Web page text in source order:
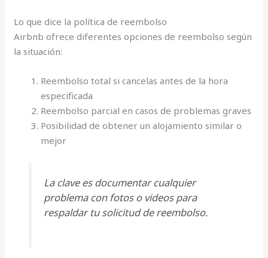
Lo que dice la política de reembolso
Airbnb ofrece diferentes opciones de reembolso según
la situación:
Reembolso total si cancelas antes de la hora
especificada
Reembolso parcial en casos de problemas graves
Posibilidad de obtener un alojamiento similar o
mejor
La clave es documentar cualquier
problema con fotos o videos para
respaldar tu solicitud de reembolso.